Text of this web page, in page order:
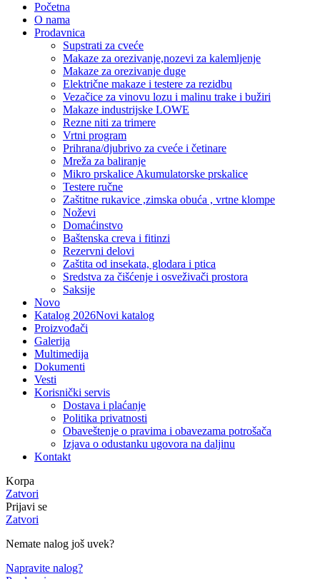
Početna
O nama
Prodavnica
Supstrati za cveće
Makaze za orezivanje,nozevi za kalemljenje
Makaze za orezivanje duge
Električne makaze i testere za rezidbu
Vezačice za vinovu lozu i malinu trake i bužiri
Makaze industrijske LOWE
Rezne niti za trimere
Vrtni program
Prihrana/djubrivo za cveće i četinare
Mreža za baliranje
Mikro prskalice Akumulatorske prskalice
Testere ručne
Zaštitne rukavice ,zimska obuća , vrtne klompe
Noževi
Domaćinstvo
Baštenska creva i fitinzi
Rezervni delovi
Zaštita od insekata, glodara i ptica
Sredstva za čišćenje i osveživači prostora
Saksije
Novo
Katalog 2026Novi katalog
Proizvođači
Galerija
Multimedija
Dokumenti
Vesti
Korisnički servis
Dostava i plaćanje
Politika privatnosti
Obaveštenje o pravima i obavezama potrošača
Izjava o odustanku ugovora na daljinu
Kontakt
Korpa
Zatvori
Prijavi se
Zatvori
Nemate nalog još uvek?
Napravite nalog?